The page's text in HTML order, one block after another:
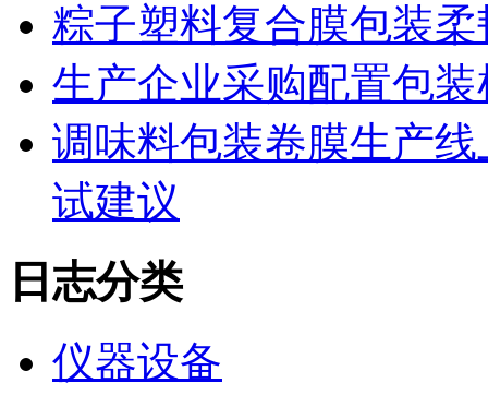
粽子塑料复合膜包装
生产企业采购配置包
调味料包装卷膜生产
试建议
日志分类
仪器设备